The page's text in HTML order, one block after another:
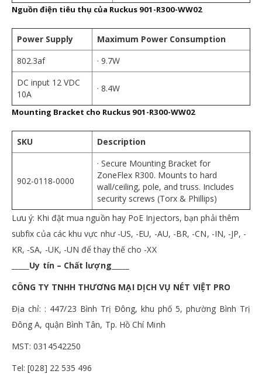
Nguồn điện tiêu thụ của Ruckus 901-R300-WW02
Power Supply
Maximum Power Consumption
802.3af
· 9.7W
DC input 12 VDC
10A
· 8.4W
Mounting Bracket cho Ruckus 901-R300-WW02
SKU Description
902-0118-0000
· Secure Mounting Bracket for
ZoneFlex R300. Mounts to hard
wall/ceiling, pole, and truss. Includes
security screws (Torx & Phillips)
Lưu ý: Khi đặt mua nguồn hay PoE Injectors, bạn phải thêm
subfix của các khu vực như -US, -EU, -AU, -BR, -CN, -IN, -JP, -
KR, -SA, -UK, -UN để thay thế cho -XX
_____Uy tín – Chất lượng_____
CÔNG TY TNHH THƯƠNG MẠI DỊCH VỤ NÉT VIỆT PRO
Địa chỉ: : 447/23 Bình Trị Đông, khu phố 5, phường Bình Trị
Đông A, quận Bình Tân, Tp. Hồ Chí Minh
MST: 0314542250
Tel: [028] 22 535 496